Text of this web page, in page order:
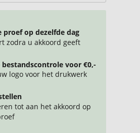
proef op dezelfde dag
zodra u akkoord geeft
bestandscontrole voor €0,-
logo voor het drukwerk
tot aan het akkoord op